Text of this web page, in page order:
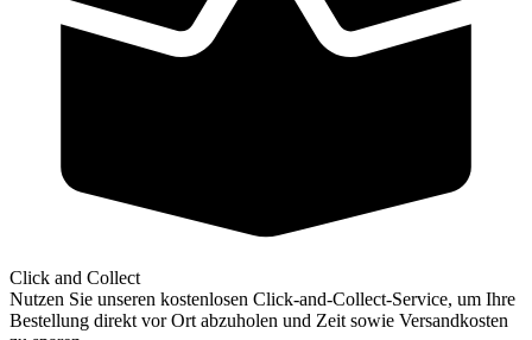
Click and Collect
Nutzen Sie unseren kostenlosen Click-and-Collect-Service, um Ihre
Bestellung direkt vor Ort abzuholen und Zeit sowie Versandkosten